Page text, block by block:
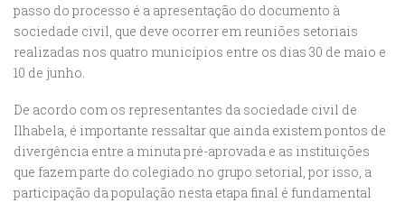
passo do processo é a apresentação do documento à
sociedade civil, que deve ocorrer em reuniões setoriais
realizadas nos quatro municípios entre os dias 30 de maio e
10 de junho.
De acordo com os representantes da sociedade civil de
Ilhabela, é importante ressaltar que ainda existem pontos de
divergência entre a minuta pré-aprovada e as instituições
que fazem parte do colegiado no grupo setorial, por isso, a
participação da população nesta etapa final é fundamental